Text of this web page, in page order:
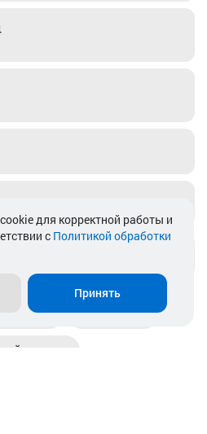
выдачи Магазины
расчет
для корректной работы и
с Политикой обработки
Принять